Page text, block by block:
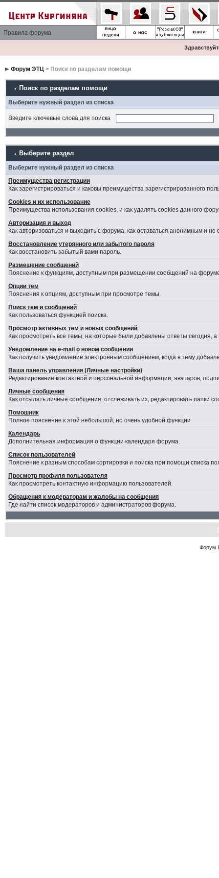
Правила форума
Форум ЭТЦ> Поиск по разделам помощи
Поиск по разделам помощи
Выберите нужный раздел из списка
Введите ключевые слова для поиска
Выберите раздел
Выберите нужный раздел из списка
Преимущества регистрации
Как зарегистрироваться и каковы преимущества зарегистрированного
Cookies и их использование
Преимущества использования cookies, и как удалять cookies данного
Авторизация и выход
Как авторизоваться и выходить с форума, как оставаться анонимным и
Восстановление утерянного или забытого пароля
Как восстановить забытый вами пароль.
Размещение сообщений
Пояснение к функциям, доступным при размещении сообщений на
Опции тем
Пояснения к опциям, доступным при просмотре темы.
Поиск тем и сообщений
Как пользоваться функцией поиска.
Просмотр активных тем и новых сообщений
Как просмотреть все темы, на которые были добавлены ответы сегодня,
Уведомление на е-mail о новом сообщении
Как получить уведомление электронным сообщением, когда в тему
Ваша панель управления (Личные настройки)
Редактирование контактной и персональной информации, аватаров,
Личные сообщения
Как отсылать личные сообщения, отслеживать их, редактировать папки
Помошник
Полное пояснение к этой небольшой, но очень удобной функции
Календарь
Дополнительная информация о функции календаря форума.
Список пользователей
Пояснение к разным способам сортировки и поиска при помощи списка
Просмотр профиля пользователя
Как просмотреть контактную информацию пользователей.
Обращения к модераторам и жалобы на сообщения
Где найти список модераторов и администраторов форума.
Форум